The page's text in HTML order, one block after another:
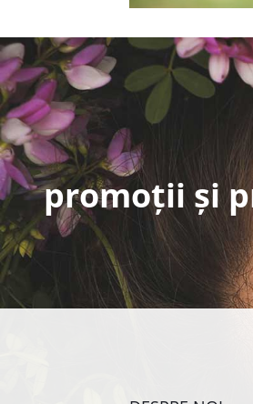
promoții și